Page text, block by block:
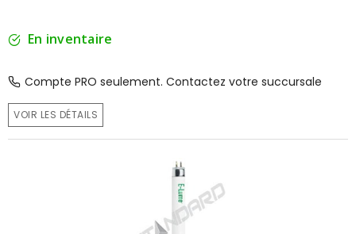
En inventaire
Compte PRO seulement. Contactez votre succursale
VOIR LES DÉTAILS